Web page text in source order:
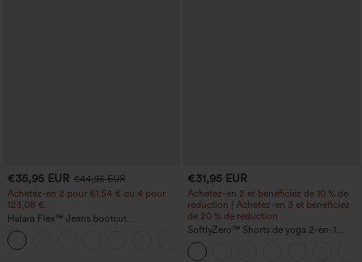
€35,95 EUR €44,95 EUR
Achetez-en 2 pour 61,54 € ou 4 pour
123,08 €.
Halara Flex™ Jeans bootcut
décontractés taille haute, effet délavé,
avec poches
€31,95 EUR
Achetez-en 2 et bénéficiez de 10 % de
réduction | Achetez-en 3 et bénéficiez
de 20 % de réduction
SoftlyZero™ Shorts de yoga 2-en-1
InstantCool, super taille haute, aérés, 5''
avec poches — longueur allongée